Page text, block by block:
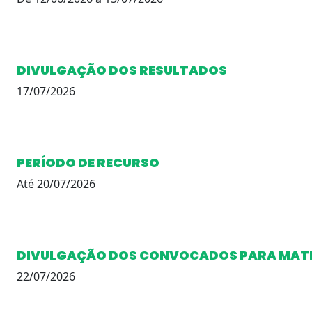
DIVULGAÇÃO DOS RESULTADOS
17/07/2026
PERÍODO DE RECURSO
Até 20/07/2026
DIVULGAÇÃO DOS CONVOCADOS PARA
22/07/2026